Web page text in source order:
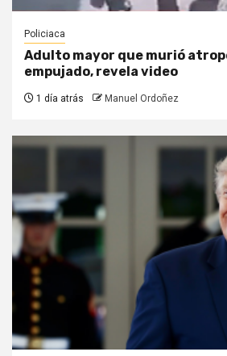
Policiaca
Adulto mayor que murió
empujado, revela video
1 día atrás Manuel Ordoñez